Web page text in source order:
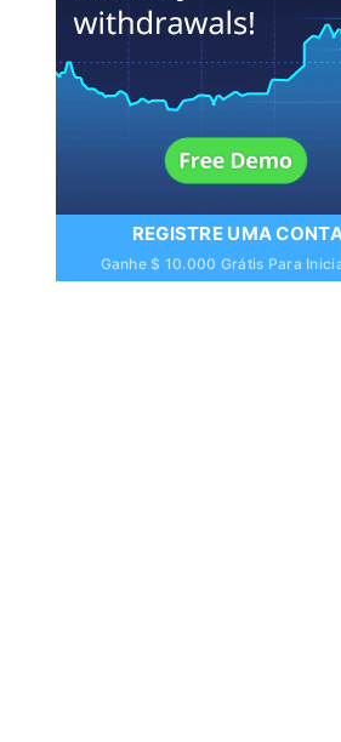
REGISTRE UMA
Ganhe $ 10.000 Grátis Para